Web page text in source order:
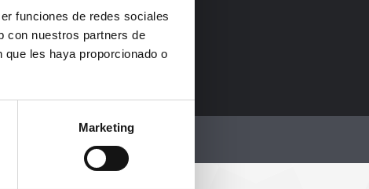
funciones de redes sociales
con nuestros partners de
les haya proporcionado o
Marketing